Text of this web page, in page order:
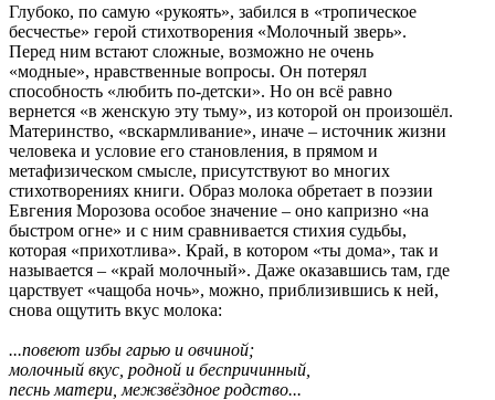
Глубоко, по самую «рукоять», забился в «тропическое
бесчестье» герой стихотворения «Молочный зверь».
Перед ним встают сложные, возможно не очень
«модные», нравственные вопросы. Он потерял
способность «любить по-детски». Но он всё равно
вернется «в женскую эту тьму», из которой он произошёл.
Материнство, «вскармливание», иначе – источник жизни
человека и условие его становления, в прямом и
метафизическом смысле, присутствуют во многих
стихотворениях книги. Образ молока обретает в поэзии
Евгения Морозова особое значение – оно капризно «на
быстром огне» и с ним сравнивается стихия судьбы,
которая «прихотлива». Край, в котором «ты дома», так и
называется – «край молочный». Даже оказавшись там, где
царствует «чащоба ночь», можно, приблизившись к ней,
снова ощутить вкус молока:
...повеют избы гарью и овчиной;
молочный вкус, родной и беспричинный,
песнь матери, межзвёздное родство...